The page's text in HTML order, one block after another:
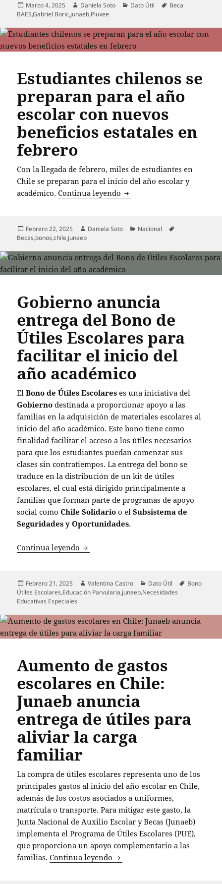
Publicado
el
Marzo 4, 2025 Autor
Daniela Soto Categorías
Dato Útil Etiquetas
Beca
BAES,Gabriel Boric,junaeb,Pluxee
Estudiantes chilenos se
preparan para el año
escolar con nuevos
beneficios estatales en
febrero
Con la llegada de febrero, miles de estudiantes en
Chile se preparan para el inicio del año escolar y
académico.Continua leyendo Estudiantes chilenos se
Publicado
el
Febrero 22, 2025 Autor
Daniela Soto Categorías
Nacional
Becas,bonos,chile,junaeb
Gobierno anuncia
entrega del Bono de
Útiles Escolares para
facilitar el inicio del
año académico
ElBono de Útiles Escolares es una iniciativa del
Gobierno destinada a proporcionar apoyo a las
familias en la adquisición de materiales escolares al
inicio del año académico. Este bono tiene como
finalidad facilitar el acceso a los útiles necesarios
para que los estudiantes puedan comenzar sus
clases sin contratiempos. La entrega del bono se
traduce en la distribución de un kit de útiles
escolares, el cual está dirigido principalmente a
familias que forman parte de programas de apoyo
social comoChile Solidario o elSubsistema de
Seguridades y Oportunidades.
Continua leyendo Gobierno anuncia entrega del Bono
Publicado
el
Febrero 21, 2025 Autor
Valentina Castro Categorías
Dato Útil Etiquetas
Bono
Útiles Escolares,Educación Parvularia,junaeb,Necesidades
Educativas Especiales
Aumento de gastos
escolares en Chile:
Junaeb anuncia
entrega de útiles para
aliviar la carga
familiar
La compra de útiles escolares representa uno de los
principales gastos al inicio del año escolar en Chile,
además de los costos asociados a uniformes,
matrícula o transporte. Para mitigar este gasto, la
Junta Nacional de Auxilio Escolar y Becas (Junaeb)
implementa el Programa de Útiles Escolares (PUE),
que proporciona un apoyo complementario a las
familias.Continua leyendo Aumento de gastos